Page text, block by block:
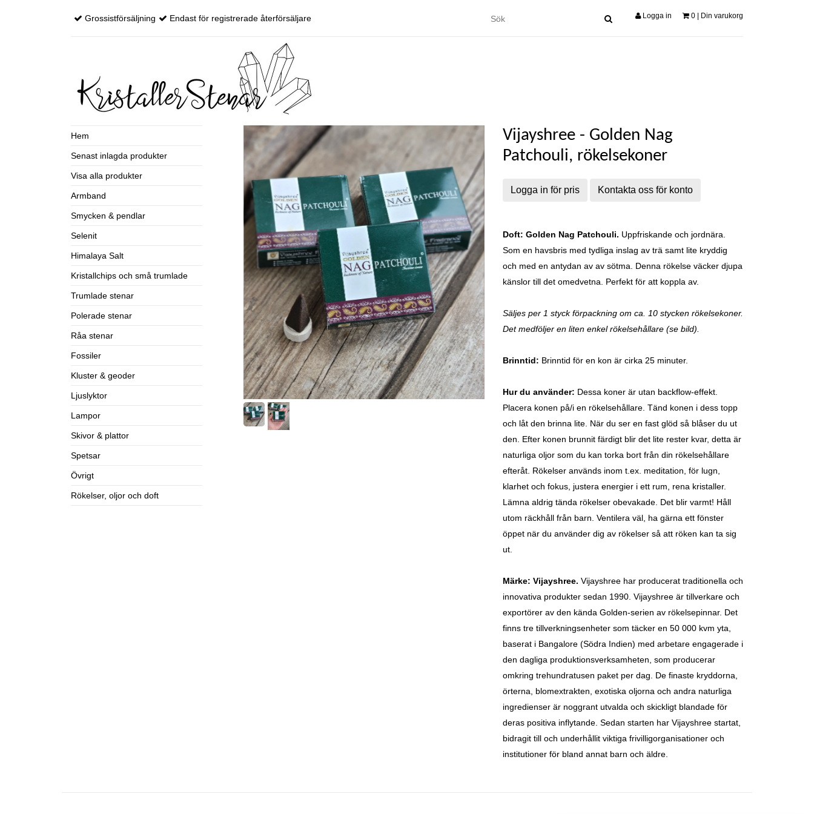
Grossistförsäljning Endast för registrerade återförsäljare Logga in 0 | Din varukorg
Hem
Senast inlagda produkter
Visa alla produkter
Armband
Smycken & pendlar
Selenit
Himalaya Salt
Kristallchips och små trumlade
Trumlade stenar
Polerade stenar
Råa stenar
Fossiler
Kluster & geoder
Ljuslyktor
Lampor
Skivor & plattor
Spetsar
Övrigt
Rökelser, oljor och doft
Vijayshree - Golden Nag
Patchouli, rökelsekoner
Logga in för pris Kontakta oss för konto
Doft: Golden Nag Patchouli. Uppfriskande och jordnära.
Som en havsbris med tydliga inslag av trä samt lite kryddig
och med en antydan av av sötma. Denna rökelse väcker djupa
känslor till det omedvetna. Perfekt för att koppla av.
Säljes per 1 styck förpackning om ca. 10 stycken rökelsekoner.
Det medföljer en liten enkel rökelsehållare (se bild).
Brinntid: Brinntid för en kon är cirka 25 minuter.
Hur du använder: Dessa koner är utan backflow-effekt.
Placera konen på/i en rökelsehållare. Tänd konen i dess topp
och låt den brinna lite. När du ser en fast glöd så blåser du ut
den. Efter konen brunnit färdigt blir det lite rester kvar, detta är
naturliga oljor som du kan torka bort från din rökelsehållare
efteråt. Rökelser används inom t.ex. meditation, för lugn,
klarhet och fokus, justera energier i ett rum, rena kristaller.
Lämna aldrig tända rökelser obevakade. Det blir varmt! Håll
utom räckhåll från barn. Ventilera väl, ha gärna ett fönster
öppet när du använder dig av rökelser så att röken kan ta sig
ut.
Märke: Vijayshree. Vijayshree har producerat traditionella och
innovativa produkter sedan 1990. Vijayshreeär tillverkare och
exportörer av den kända Golden-serien av rökelsepinnar. Det
finns tre tillverkningsenheter som täcker en 50 000 kvm yta,
baserat i Bangalore (Södra Indien) med arbetare engagerade i
den dagliga produktionsverksamheten, som producerar
omkring trehundratusen paket per dag. De finaste kryddorna,
örterna, blomextrakten, exotiska oljorna och andra naturliga
ingredienser är noggrant utvalda och skickligt blandade för
deras positiva inflytande. Sedan starten har Vijayshree startat,
bidragit till och underhållit viktiga frivilligorganisationer och
institutioner för bland annat barn och äldre.